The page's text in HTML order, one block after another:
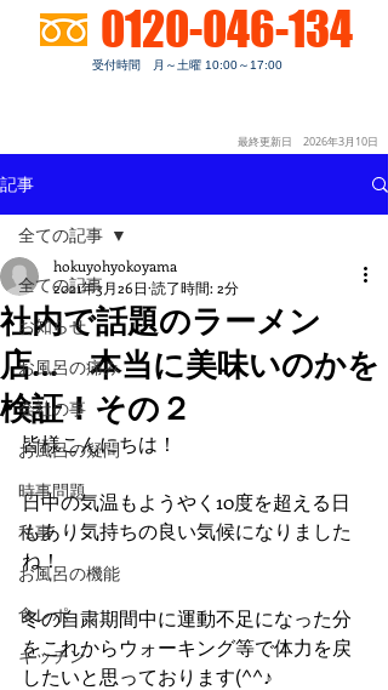
0120-046-134
受付時間 月～土曜 10:00～17:00
最終更新日 2026年3月10日
記事
全ての記事
お知らせ
お風呂の痛み
会社の事
お風呂の疑問
時事問題
私事
お風呂の機能
食レポ
キッチン
全ての記事
社内で話題のラーメン
店… 本当に美味いのかを
検証！その２
hokuyohyokoyama
2021年3月26日 読了時間: 2分
皆様こんにちは！
日中の気温もようやく10度を超える日
もあり気持ちの良い気候になりました
ね！
冬の自粛期間中に運動不足になった分
をこれからウォーキング等で体力を戻
したいと思っております(^^♪